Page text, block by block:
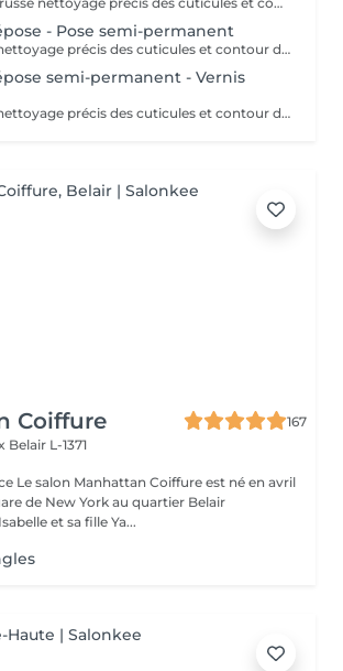
- Pose semi-permanent
Manucure russe nettoyage précis des cuticules et contour des ongles. Retrait 85% de l'ancien semi-permanent sans touche a votre ongles naturel. Application d'un semi-permanent sur l'ongle. Idéal pour repartir sur une base propre sans accumulation de produit.
semi-permanent - Vernis
Manucure russe nettoyage précis des cuticules et contour des ongles. Retrait 85% de l'ancien semi-permanent sans touche a votre ongles naturel. Vernis classique appliqué sur l'ongle naturel. Rendu brillant, élégant
Coiffure
167
Belair L-1371
Le salon Manhattan Coiffure est né en avril
de New York au quartier Belair
et sa fille Ya...